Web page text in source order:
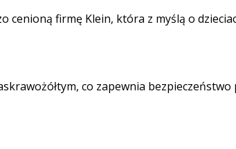
cenioną firmę Klein, która z myślą o
co zapewnia